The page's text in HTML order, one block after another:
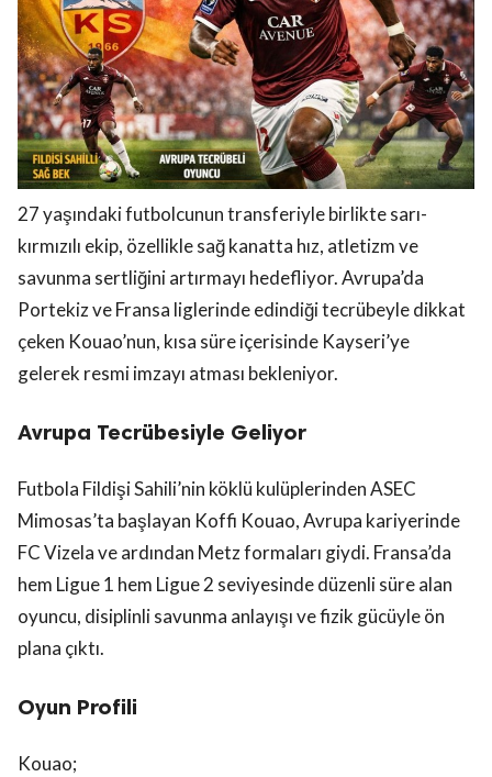
27 yaşındaki futbolcunun transferiyle birlikte sarı-
kırmızılı ekip, özellikle sağ kanatta hız, atletizm ve
savunma sertliğini artırmayı hedefliyor. Avrupa’da
Portekiz ve Fransa liglerinde edindiği tecrübeyle dikkat
çeken Kouao’nun, kısa süre içerisinde Kayseri’ye
gelerek resmi imzayı atması bekleniyor.
Avrupa Tecrübesiyle Geliyor
Futbola Fildişi Sahili’nin köklü kulüplerinden ASEC
Mimosas’ta başlayan Koffi Kouao, Avrupa kariyerinde
FC Vizela ve ardından Metz formaları giydi. Fransa’da
hem Ligue 1 hem Ligue 2 seviyesinde düzenli süre alan
oyuncu, disiplinli savunma anlayışı ve fizik gücüyle ön
plana çıktı.
Oyun Profili
Kouao;